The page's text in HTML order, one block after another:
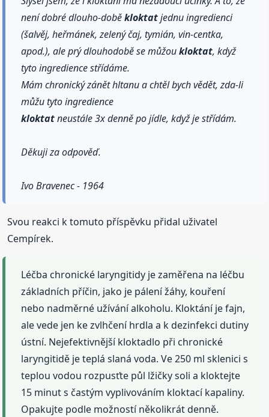
není dobré dlouho-doběkloktatjednu ingredienci
(šalvěj, heřmánek, zelený čaj, tymián, vin-centka,
apod.), ale prý dlouhodobě se můžoukloktat, když
tyto ingredience střídáme.
Mám chronický zánět hltanu a chtěl bych vědět, zda-li
můžu tyto ingredience
kloktatneustále 3x denně po jídle, když je střídám.
Děkuji za odpověď.
Ivo Bravenec - 1964
Svou reakci k tomuto příspěvku přidal uživatel
Cempírek.
Léčba chronické laryngitidy je zaměřena na léčbu
základních příčin, jako je pálení žáhy, kouření
nebo nadměrné užívání alkoholu. Kloktání je fajn,
ale vede jen ke zvlhčení hrdla a k dezinfekci dutiny
ústní. Nejefektivnější kloktadlo při chronické
laryngitidě je teplá slaná voda. Ve 250 ml sklenici s
teplou vodou rozpusťte půl lžičky soli a kloktejte
15 minut s častým vyplivováním kloktací kapaliny.
Opakujte podle možností několikrát denně.